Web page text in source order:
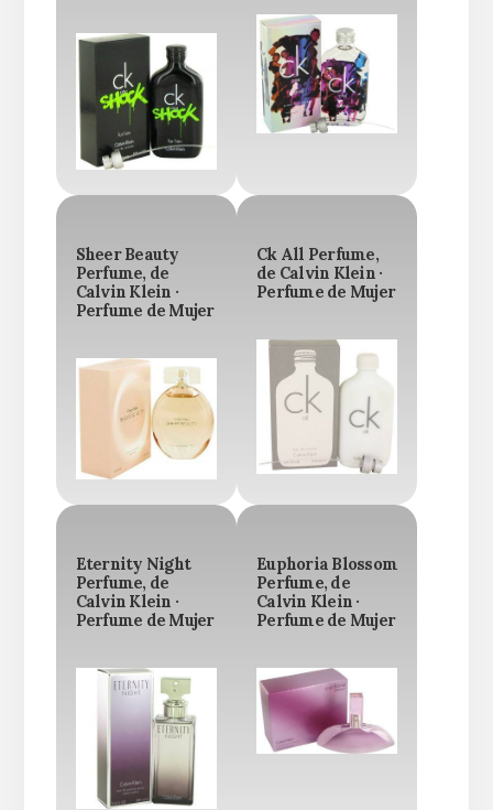
Sheer Beauty
Perfume, de
Calvin Klein ·
Perfume de Mujer
Ck All Perfume,
de Calvin Klein ·
Perfume de Mujer
Eternity Night
Perfume, de
Calvin Klein ·
Perfume de Mujer
Euphoria Blossom
Perfume, de
Calvin Klein ·
Perfume de Mujer